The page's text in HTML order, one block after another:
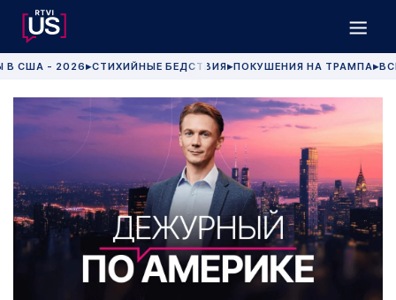
В США - 2026 ▶СТИХИЙНЫЕ БЕДСТВИЯ▶ПОКУШЕНИЯ НА ТРАМПА▶